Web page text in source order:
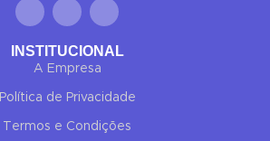
INSTITUCIONAL
A Empresa
Política de Privacidade
Termos e Condições